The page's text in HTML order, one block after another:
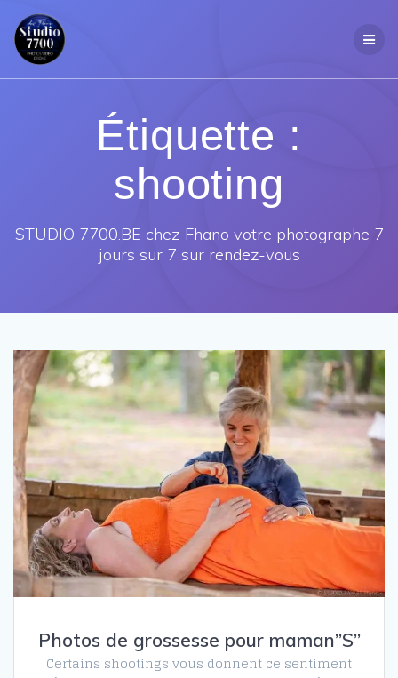
Étiquette :
shooting
STUDIO 7700.BE chez Fhano votre photographe 7
jours sur 7 sur rendez-vous
Photos de grossesse pour maman”S”
Certains shootings vous donnent ce sentiment